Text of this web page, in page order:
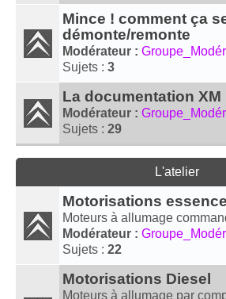
Mince ! comment ça
démonte/remonte
Modérateur :
Sujets : 3
La documentation XM
Modérateur :
Sujets : 29
L'atelier
Motorisations essence
Moteurs à allumage
Modérateur :
Sujets : 22
Motorisations Diesel
Moteurs à allumage par